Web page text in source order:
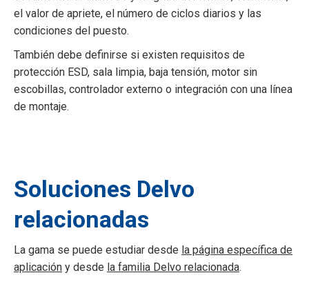
el valor de apriete, el número de ciclos diarios y las
condiciones del puesto.
También debe definirse si existen requisitos de
protección ESD, sala limpia, baja tensión, motor sin
escobillas, controlador externo o integración con una línea
de montaje.
Soluciones Delvo
relacionadas
La gama se puede estudiar desde la página específica de
aplicación y desde la familia Delvo relacionada.